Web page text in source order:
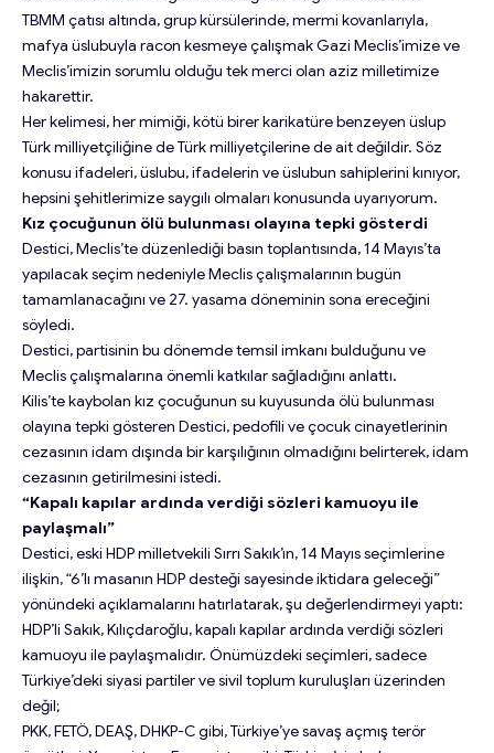
TBMM çatısı altında, grup kürsülerinde, mermi kovanlarıyla,
mafya üslubuyla racon kesmeye çalışmak Gazi Meclis’imize ve
Meclis’imizin sorumlu olduğu tek merci olan aziz milletimize
hakarettir.
Her kelimesi, her mimiği, kötü birer karikatüre benzeyen üslup
Türk milliyetçiliğine de Türk milliyetçilerine de ait değildir. Söz
konusu ifadeleri, üslubu, ifadelerin ve üslubun sahiplerini kınıyor,
hepsini şehitlerimize saygılı olmaları konusunda uyarıyorum.
Kız çocuğunun ölü bulunması olayına tepki gösterdi
Destici, Meclis’te düzenlediği basın toplantısında, 14 Mayıs’ta
yapılacak seçim nedeniyle Meclis çalışmalarının bugün
tamamlanacağını ve 27. yasama döneminin sona ereceğini
söyledi.
Destici, partisinin bu dönemde temsil imkanı bulduğunu ve
Meclis çalışmalarına önemli katkılar sağladığını anlattı.
Kilis’te kaybolan kız çocuğunun su kuyusunda ölü bulunması
olayına tepki gösteren Destici, pedofili ve çocuk cinayetlerinin
cezasının idam dışında bir karşılığının olmadığını belirterek, idam
cezasının getirilmesini istedi.
“Kapalı kapılar ardında verdiği sözleri kamuoyu ile
paylaşmalı”
Destici, eski HDP milletvekili Sırrı Sakık’ın, 14 Mayıs seçimlerine
ilişkin, “6’lı masanın HDP desteği sayesinde iktidara geleceği”
yönündeki açıklamalarını hatırlatarak, şu değerlendirmeyi yaptı:
HDP’li Sakık, Kılıçdaroğlu, kapalı kapılar ardında verdiği sözleri
kamuoyu ile paylaşmalıdır. Önümüzdeki seçimleri, sadece
Türkiye’deki siyasi partiler ve sivil toplum kuruluşları üzerinden
değil;
PKK, FETÖ, DEAŞ, DHKP-C gibi, Türkiye’ye savaş açmış terör